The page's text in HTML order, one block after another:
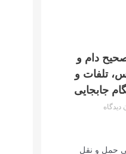
دام و
تلفات و
جابجایی
دیدگاه
حمل و نقل